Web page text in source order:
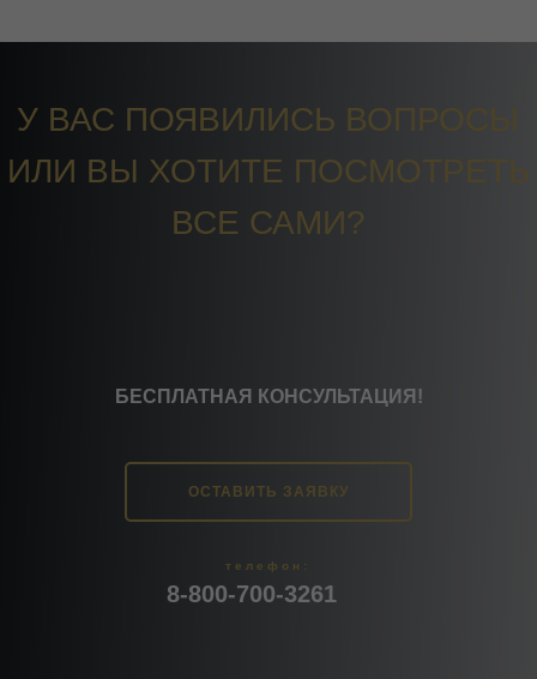
8-800-700-3261
телефон:
У ВАС ПОЯВИЛИСЬ ВОПРОСЫ
ИЛИ ВЫ ХОТИТЕ ПОСМОТРЕТЬ
ВСЕ САМИ?
БЕСПЛАТНАЯ КОНСУЛЬТАЦИЯ!
ОСТАВИТЬ ЗАЯВКУ